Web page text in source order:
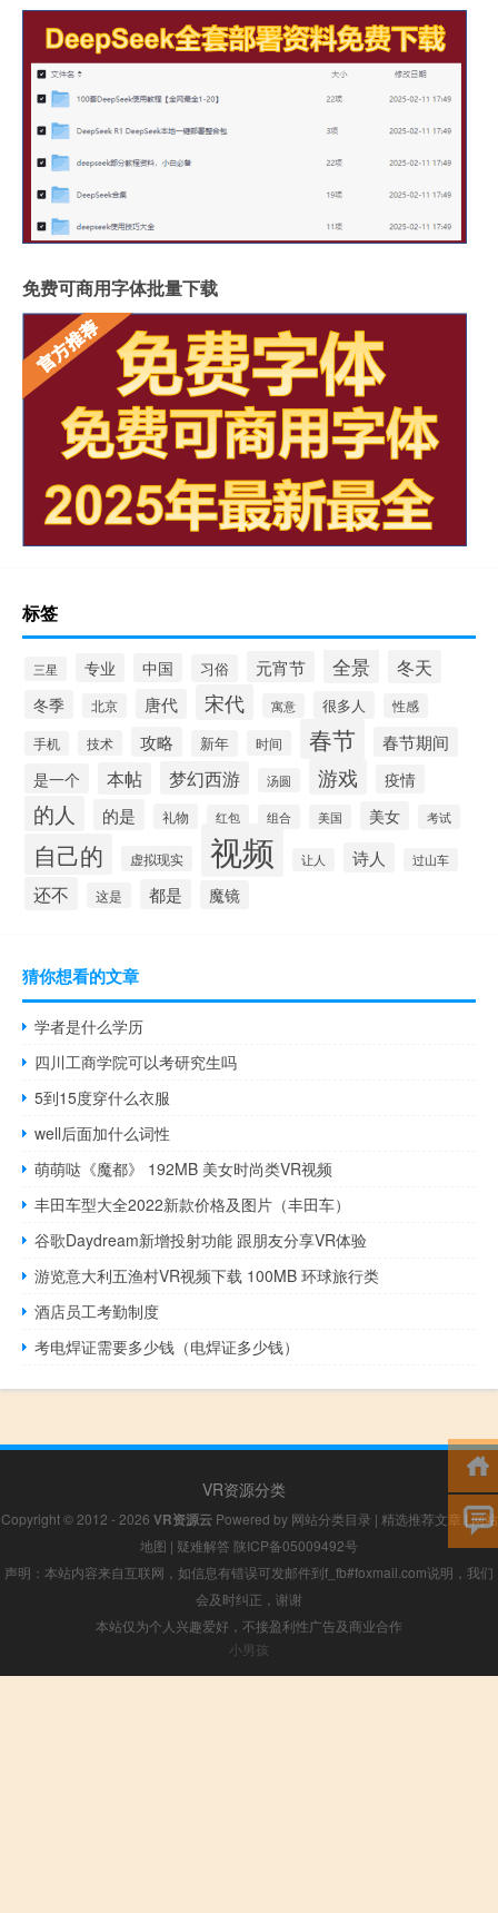
免费可商用字体批量下载
标签
三星 专业 中国 习俗 元宵节 全景 冬天
冬季 北京 唐代 宋代 寓意 很多人 性感
手机 技术 攻略 新年 时间 春节
春节期间
是一个
本帖 梦幻西游 汤圆 游戏 疫情
的人 的是 礼物 红包 组合 美国 美女 考试
自己的 虚拟现实 视频 让人 诗人 过山车
还不 这是 都是 魔镜
猜你想看的文章
学者是什么学历
四川工商学院可以考研究生吗
5到15度穿什么衣服
well后面加什么词性
萌萌哒《魔都》 192MB 美女时尚类VR视频
丰田车型大全2022新款价格及图片（丰田车）
谷歌Daydream新增投射功能 跟朋友分享VR体验
游览意大利五渔村VR视频下载 100MB 环球旅行类
酒店员工考勤制度
考电焊证需要多少钱（电焊证多少钱）
VR资源分类
Copyright © 2012 - 2026 VR资源云Powered by 网站分类目录 | 精选推荐文章 |网站
地图 | 疑难解答 陕ICP备05009492号
声明：本站内容来自互联网，如信息有错误可发邮件到f_fb#foxmail.com说明，我们
会及时纠正，谢谢
本站仅为个人兴趣爱好，不接盈利性广告及商业合作
小男孩